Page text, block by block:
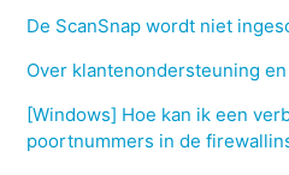
De ScanSnap wordt niet
Over klantenondersteuning
[Windows] Hoe kan ik een
poortnummers in de